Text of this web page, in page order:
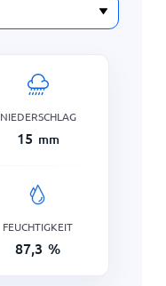
NIEDERSCHLAG
15 mm
FEUCHTIGKEIT
87,3 %